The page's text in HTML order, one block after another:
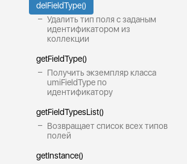
delFieldType()
Удалить тип поля с заданым
идентификатором из
коллекции
getFieldType()
Получить экземпляр класса
umiFieldType по
идентификатору
getFieldTypesList()
Возвращает список всех типов
полей
getInstance()